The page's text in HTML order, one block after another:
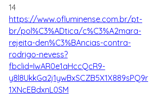
14
https://www.ofluminense.com.br/pt-
br/pol%C3%ADtica/c%C3%A2mara-
rejeita-den%C3%BAncias-contra-
rodrigo-nevess?
fbclid=IwAR0e1qHccQcR9-
y8l8UkkGa2j1ywBxSCZB5X1X889sPQ9r
1XNcEBdxnL0SM